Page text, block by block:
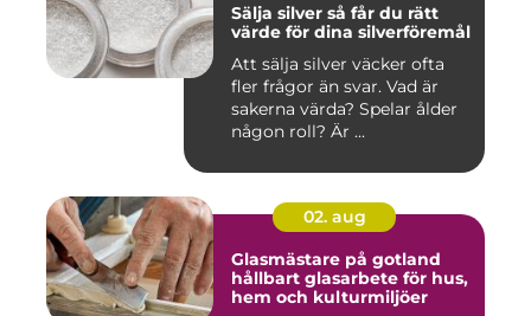
Sälja silver så får du rätt
värde för dina silverföremål
Att sälja silver väcker ofta
fler frågor än svar. Vad är
sakerna värda? Spelar ålder
någon roll? Är ...
02. aug
Glasmästare på gotland
hållbart glasarbete för hus,
hem och kulturmiljöer